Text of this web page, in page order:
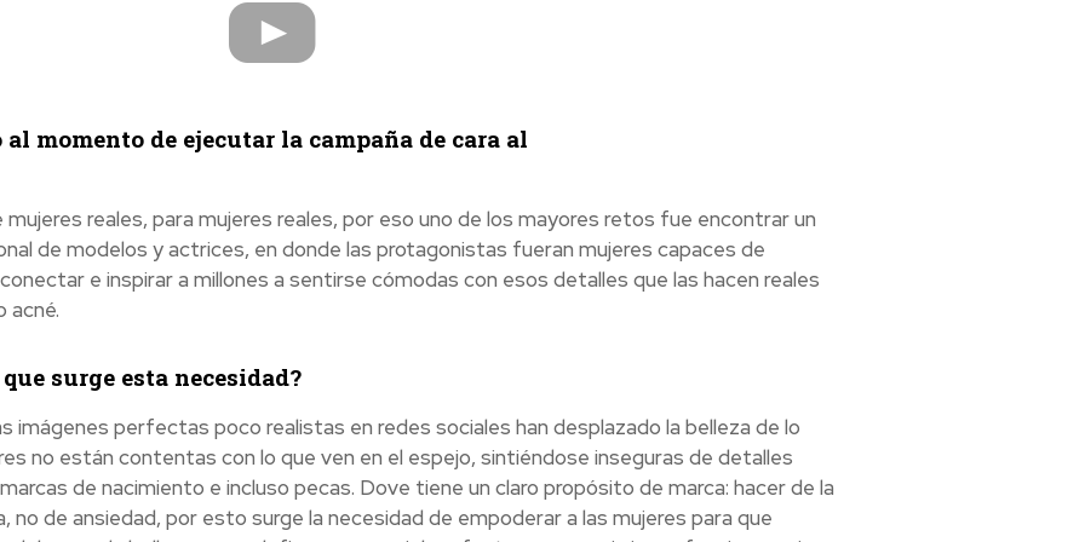
momento de ejecutar la campaña de cara al
reales, para mujeres reales, por eso uno de los mayores retos fue encontrar un
de modelos y actrices, en donde las protagonistas fueran mujeres capaces de
e inspirar a millones a sentirse cómodas con esos detalles que las hacen reales
acné.
surge esta necesidad?
imágenes perfectas poco realistas en redes sociales han desplazado la belleza de lo
no están contentas con lo que ven en el espejo, sintiéndose inseguras de detalles
de nacimiento e incluso pecas. Dove tiene un claro propósito de marca: hacer de la
no de ansiedad, por esto surge la necesidad de empoderar a las mujeres para que